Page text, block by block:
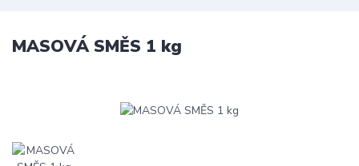
MASOVÁ SMĚS 1 kg